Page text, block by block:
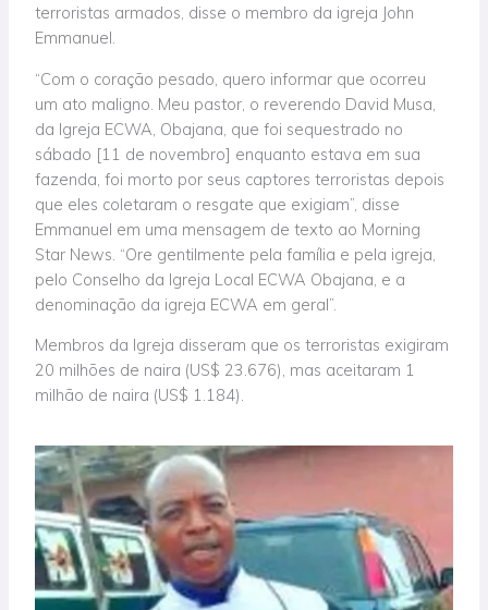
terroristas armados, disse o membro da igreja John
Emmanuel.
“Com o coração pesado, quero informar que ocorreu
um ato maligno. Meu pastor, o reverendo David Musa,
da Igreja ECWA, Obajana, que foi sequestrado no
sábado [11 de novembro] enquanto estava em sua
fazenda, foi morto por seus captores terroristas depois
que eles coletaram o resgate que exigiam”, disse
Emmanuel em uma mensagem de texto ao Morning
Star News. “Ore gentilmente pela família e pela igreja,
pelo Conselho da Igreja Local ECWA Obajana, e a
denominação da igreja ECWA em geral”.
Membros da Igreja disseram que os terroristas exigiram
20 milhões de naira (US$ 23.676), mas aceitaram 1
milhão de naira (US$ 1.184).